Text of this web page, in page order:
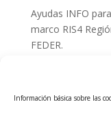
Información básica sobre las
Ayudas INFO
marco RIS4
FEDER.
Tecnológicos 2ª